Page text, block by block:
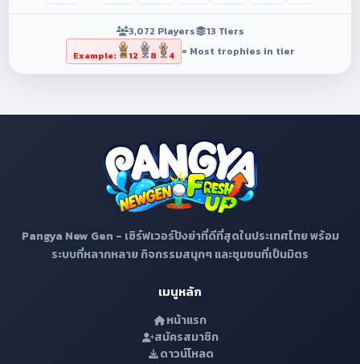
3,072 Players 13 Tiers
Example: 12 8 4 = Most trophies in tier
Pangya New Gen - เซิร์ฟเวอร์ปังย่าที่ดีที่สุดในประเทศไทย พร้อม
ระบบที่หลากหลาย กิจกรรมสนุกๆ และชุมชนที่เป็นมิตร
เมนูหลัก
หน้าแรก
สมัครสมาชิก
ดาวน์โหลด